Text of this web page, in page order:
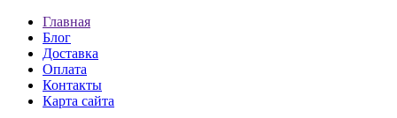
Главная
Блог
Доставка
Оплата
Контакты
Карта сайта